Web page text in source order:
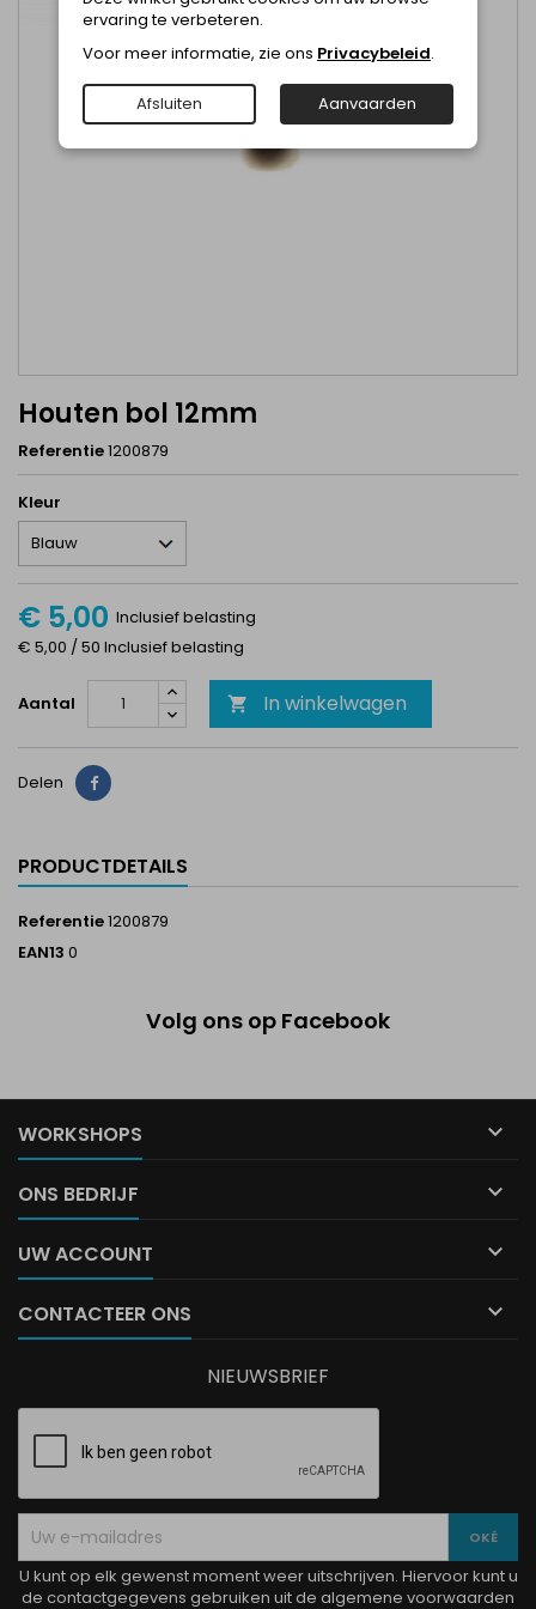
Houten bol 12mm
Referentie1200879
Kleur
€ 5,00 Inclusief belasting
€ 5,00 / 50 Inclusief belasting
Aantal  In winkelwagen
Delen Delen
PRODUCTDETAILS
Referentie1200879
EAN13 0
Volg ons op Facebook
WORKSHOPS 
ONS BEDRIJF 
UW ACCOUNT 
CONTACTEER ONS 
ervaring te verbeteren.
Voor meer informatie, zie ons Privacybeleid.
Afsluiten Aanvaarden
NIEUWSBRIEF
U kunt op elk gewenst moment weer uitschrijven. Hiervoor kunt u
de contactgegevens gebruiken uit de algemene voorwaarden